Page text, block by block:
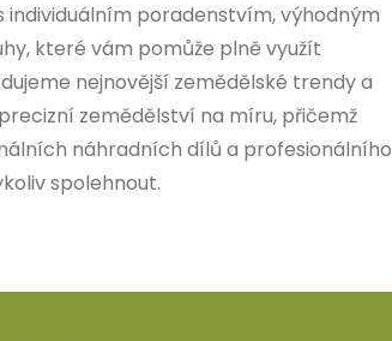
individuálním poradenstvím, výhodným
které vám pomůže plně využít
nejnovější zemědělské trendy a
zemědělství na míru, přičemž
náhradních dílů a profesionálního
spolehnout.